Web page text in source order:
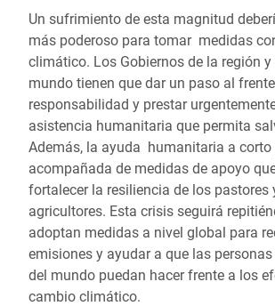
Un sufrimiento de esta magnitud
más poderoso para tomar medidas
climático. Los Gobiernos de la región y
mundo tienen que dar un paso al
responsabilidad y prestar
asistencia humanitaria que permita
Además, la ayuda humanitaria a corto
acompañada de medidas de apoyo
fortalecer la resiliencia de los pastores
agricultores. Esta crisis seguirá
adoptan medidas a nivel global para
emisiones y ayudar a que las
del mundo puedan hacer frente a los
cambio climático.